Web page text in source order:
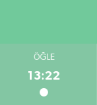
ÖĞLE
13:22